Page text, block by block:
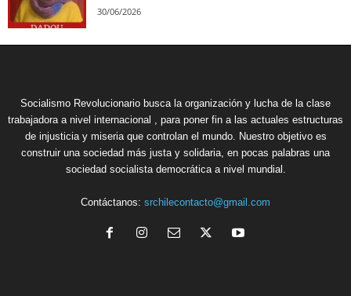
30/06/2026
Socialismo Revolucionario busca la organización y lucha de la clase
trabajadora a nivel internacional , para poner fin a las actuales estructuras
de injusticia y miseria que controlan el mundo. Nuestro objetivo es
construir una sociedad más justa y solidaria, en pocas palabras una
sociedad socialista democrática a nivel mundial.
Contáctanos: srchilecontacto@gmail.com